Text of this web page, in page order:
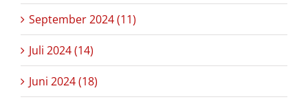
September 2024 (11)
Juli 2024 (14)
Juni 2024 (18)